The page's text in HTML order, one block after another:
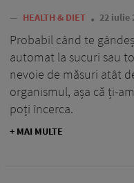
— HEALTH & DIET 22 iulie
Probabil când te
automat la sucuri sau
nevoie de măsuri atât
organismul, așa că ți-
poți încerca.
+ MAI MULTE